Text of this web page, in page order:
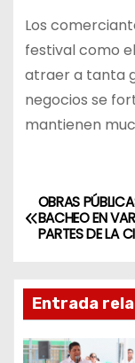
Los
festival como
atraer a tanta
negocios se
mantienen
N
a
e
g
OBRAS
BACHEO EN
PARTES DE LA
Entrada